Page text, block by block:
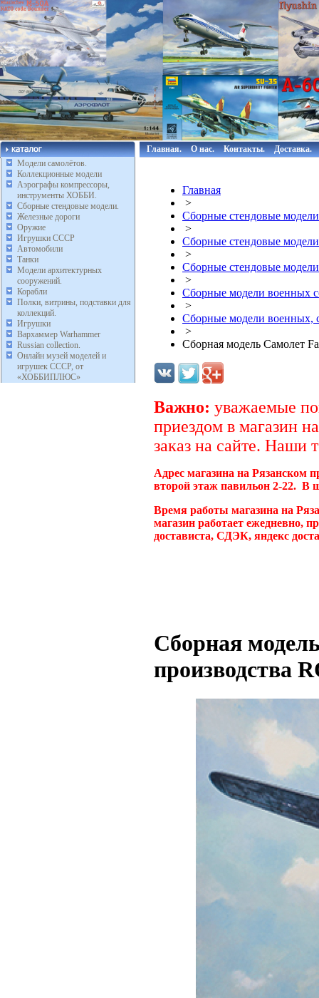
Модели самолётов.
Коллекционные модели
Аэрографы компрессоры,
инструменты ХОББИ.
Сборные стендовые модели.
Железные дороги
Оружие
Игрушки СССР
Автомобили
Танки
Модели архитектурных
сооружений.
Корабли
Полки, витрины, подставки для
коллекций.
Игрушки
Вархаммер Warhammer
Russian collection.
Онлайн музей моделей и
игрушек СССР, от
«ХОББИПЛЮС»
Главная. О нас. Контакты. Доставка.
Главная
>
Сборные стендовые
>
Сборные стендовые
>
Сборные стендовые
>
Сборные модели военных
>
Сборные модели
>
Сборная модель Самолет
Важно: уважаемые
приездом в магазин
заказ на сайте. Наши
Адрес магазина на Рязанском
второй этаж павильон 2-22. В
Время работы магазина на
магазин работает ежедневно,
достависта, СДЭК, яндекс
Сборная
производства